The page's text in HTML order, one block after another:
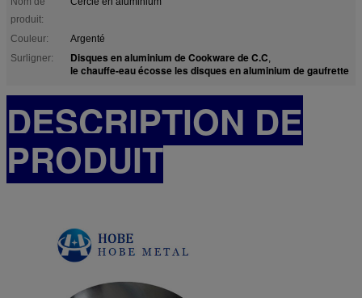
produit:
Couleur:
Argenté
Surligner:
Disques en aluminium de Cookware de C.C,
le chauffe-eau écosse les disques en aluminium de gaufrette
DESCRIPTION DE
PRODUIT